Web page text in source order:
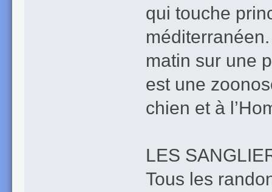
qui touche
matin sur une
est une
chien et à
LES
Tous les